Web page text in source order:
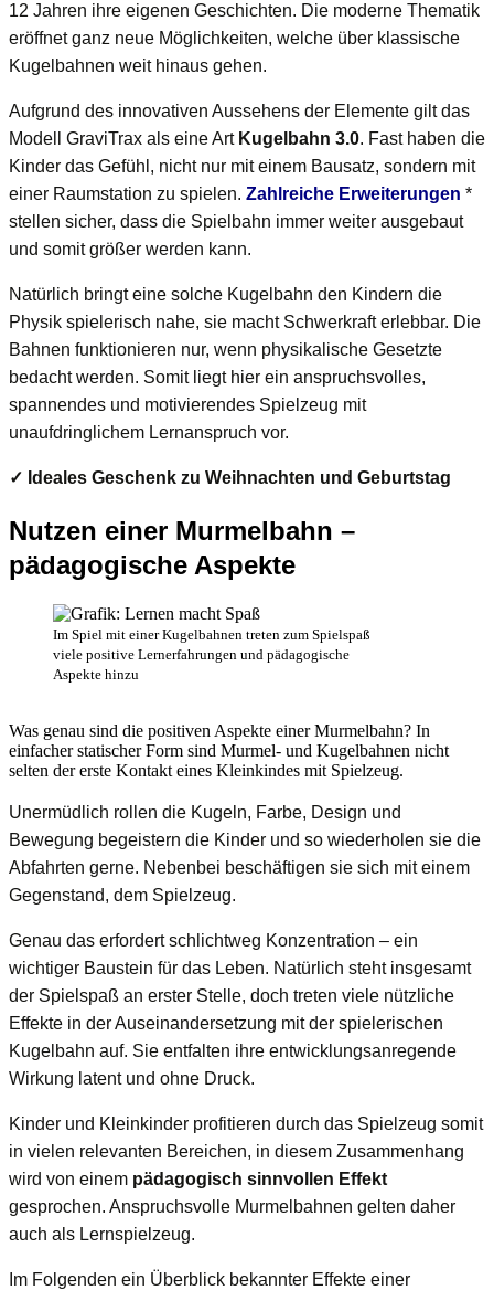
12 Jahren ihre eigenen Geschichten. Die moderne Thematik
eröffnet ganz neue Möglichkeiten, welche über klassische
Kugelbahnen weit hinaus gehen.
Aufgrund des innovativen Aussehens der Elemente gilt das
Modell GraviTrax als eine Art Kugelbahn 3.0. Fast haben die
Kinder das Gefühl, nicht nur mit einem Bausatz, sondern mit
einer Raumstation zu spielen. Zahlreiche Erweiterungen *
stellen sicher, dass die Spielbahn immer weiter ausgebaut
und somit größer werden kann.
Natürlich bringt eine solche Kugelbahn den Kindern die
Physik spielerisch nahe, sie macht Schwerkraft erlebbar. Die
Bahnen funktionieren nur, wenn physikalische Gesetzte
bedacht werden. Somit liegt hier ein anspruchsvolles,
spannendes und motivierendes Spielzeug mit
unaufdringlichem Lernanspruch vor.
✓ Ideales Geschenk zu Weihnachten und Geburtstag
Nutzen einer Murmelbahn –
pädagogische Aspekte
Im Spiel mit einer Kugelbahnen treten zum Spielspaß
viele positive Lernerfahrungen und pädagogische
Aspekte hinzu
Was genau sind die positiven Aspekte einer Murmelbahn? In
einfacher statischer Form sind Murmel- und Kugelbahnen nicht
selten der erste Kontakt eines Kleinkindes mit Spielzeug.
Unermüdlich rollen die Kugeln, Farbe, Design und
Bewegung begeistern die Kinder und so wiederholen sie die
Abfahrten gerne. Nebenbei beschäftigen sie sich mit einem
Gegenstand, dem Spielzeug.
Genau das erfordert schlichtweg Konzentration – ein
wichtiger Baustein für das Leben. Natürlich steht insgesamt
der Spielspaß an erster Stelle, doch treten viele nützliche
Effekte in der Auseinandersetzung mit der spielerischen
Kugelbahn auf. Sie entfalten ihre entwicklungsanregende
Wirkung latent und ohne Druck.
Kinder und Kleinkinder profitieren durch das Spielzeug somit
in vielen relevanten Bereichen, in diesem Zusammenhang
wird von einem pädagogisch sinnvollen Effekt
gesprochen. Anspruchsvolle Murmelbahnen gelten daher
auch als Lernspielzeug.
Im Folgenden ein Überblick bekannter Effekte einer